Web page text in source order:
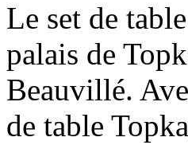
Le set de
palais de
Beauvillé.
de table